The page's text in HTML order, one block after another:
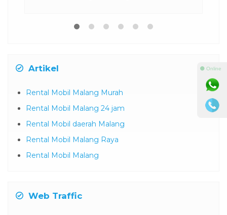
Artikel
Rental Mobil Malang Murah
Rental Mobil Malang 24 jam
Rental Mobil daerah Malang
Rental Mobil Malang Raya
Rental Mobil Malang
Web Traffic
⚫ Online